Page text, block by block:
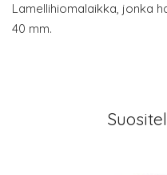
Lamellihiomalaikka, jonka
40 mm.